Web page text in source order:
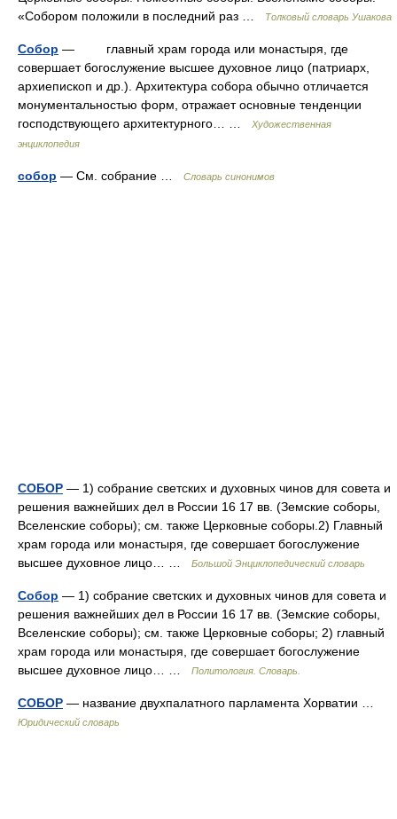
«Собором положили в последний раз …
Толковый словарь Ушакова
Собор — главный храм города или монастыря, где
совершает богослужение высшее духовное лицо (патриарх,
архиепископ и др.). Архитектура собора обычно отличается
монументальностью форм, отражает основные тенденции
господствующего архитектурного… …
Художественная
энциклопедия
собор — См. собрание … Словарь синонимов
СОБОР — 1) собрание светских и духовных чинов для совета и
решения важнейших дел в России 16 17 вв. (Земские соборы,
Вселенские соборы); см. также Церковные соборы.2) Главный
храм города или монастыря, где совершает богослужение
высшее духовное лицо… …
Большой Энциклопедический словарь
Собор — 1) собрание светских и духовных чинов для совета и
решения важнейших дел в России 16 17 вв. (Земские соборы,
Вселенские соборы); см. также Церковные соборы; 2) главный
храм города или монастыря, где совершает богослужение
высшее духовное лицо… …
Политология. Словарь.
СОБОР — название двухпалатного парламента Хорватии …
Юридический словарь